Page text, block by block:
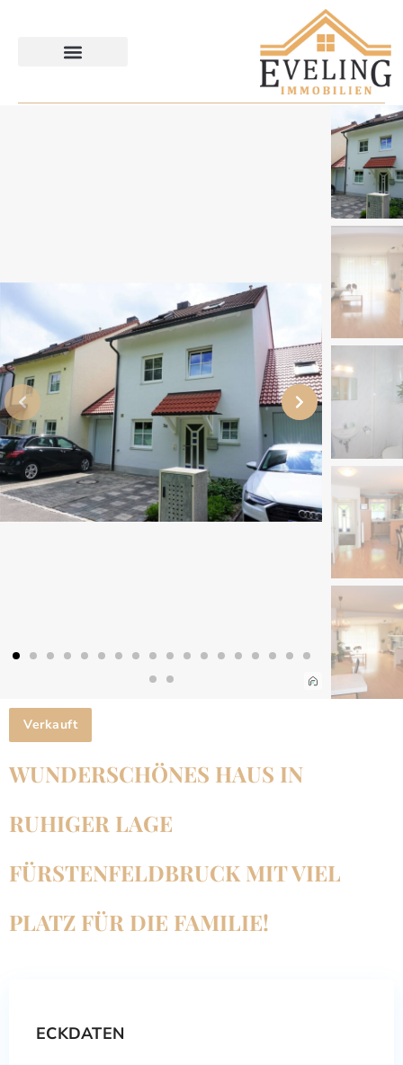
Verkauft
WUNDERSCHÖNES HAUS IN
RUHIGER LAGE
FÜRSTENFELDBRUCK MIT VIEL
PLATZ FÜR DIE FAMILIE!
ECKDATEN